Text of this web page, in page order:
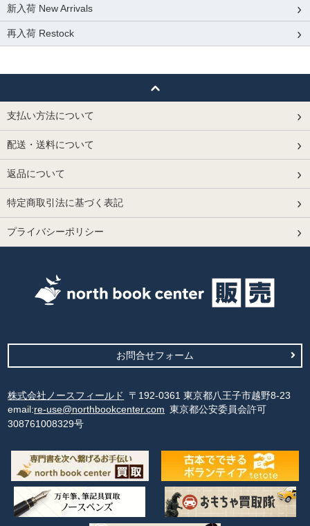
新入荷 New Arrivals
再入荷 Restock
支払い方法について
配送・送料について
返品について
特定商取引法に基づく表記
プライバシーポリシー
お問合せフォーム
株式会社ノースフィールド
〒192-0361 東京都八王子市越野8-23
email:re-use@northbookcenter.com 東京都公安委員会許可
308761008329号